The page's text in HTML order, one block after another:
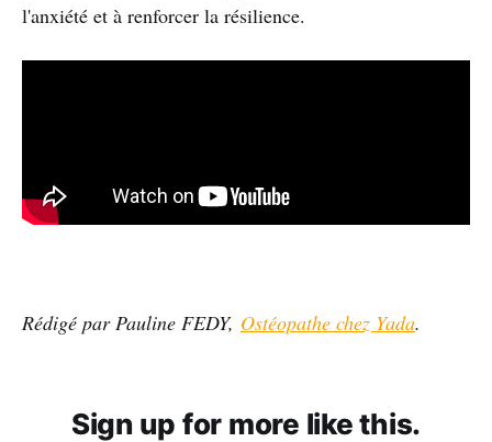
l'anxiété et à renforcer la résilience.
Rédigé par Pauline FEDY, Ostéopathe chez Yada.
Sign up for more like this.